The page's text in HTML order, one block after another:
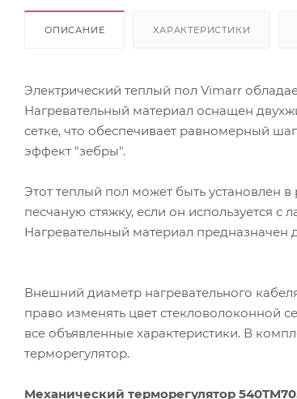
ОПИСАНИЕ ХАРАКТЕРИСТИКИ
Электрический теплый пол Vimarr
Нагревательный материал оснащен
сетке, что обеспечивает равномерный
эффект "зебры".
Этот теплый пол может быть установлен
песчаную стяжку, если он используется
Нагревательный материал
Внешний диаметр нагревательного
право изменять цвет стекловолоконной
все объявленные характеристики. В
терморегулятор.
Механический терморегулятор